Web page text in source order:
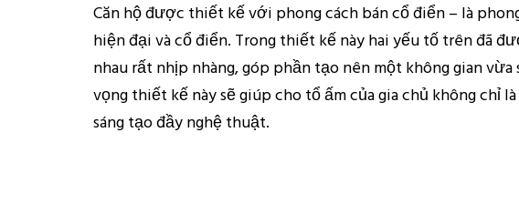
Căn hộ được thiết kế với phong cách bán cổ điển – là
hiện đại và cổ điển. Trong thiết kế này hai yếu tố trên đã
nhau rất nhịp nhàng, góp phần tạo nên một không gian
vọng thiết kế này sẽ giúp cho tổ ấm của gia chủ không chỉ
sáng tạo đầy nghệ thuật.